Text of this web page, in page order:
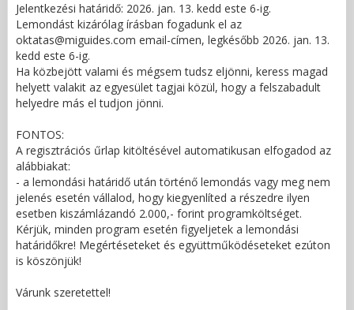
Jelentkezési határidő: 2026. jan. 13. kedd este 6-ig.
Lemondást kizárólag írásban fogadunk el az
oktatas@miguides.com email-címen, legkésőbb 2026. jan. 13.
kedd este 6-ig.
Ha közbejött valami és mégsem tudsz eljönni, keress magad
helyett valakit az egyesület tagjai közül, hogy a felszabadult
helyedre más el tudjon jönni.
FONTOS:
A regisztrációs űrlap kitöltésével automatikusan elfogadod az
alábbiakat:
- a lemondási határidő után történő lemondás vagy meg nem
jelenés esetén vállalod, hogy kiegyenlíted a részedre ilyen
esetben kiszámlázandó 2.000,- forint programköltséget.
Kérjük, minden program esetén figyeljetek a lemondási
határidőkre! Megértéseteket és együttműködéseteket ezúton
is köszönjük!
Várunk szeretettel!